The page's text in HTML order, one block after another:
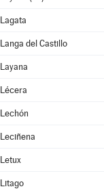
Lagata
Langa del Castillo
Layana
Lécera
Lechón
Leciñena
Letux
Litago